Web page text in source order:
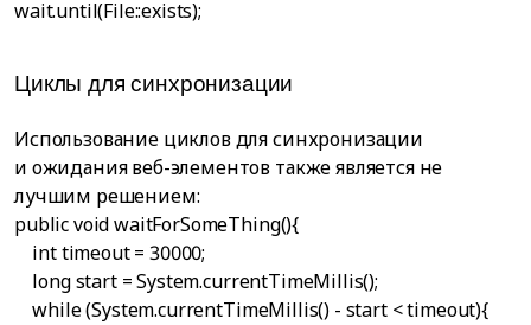
wait.until(File::exists);
Циклы для синхронизации
Использование циклов для синхронизации
и ожидания веб-элементов также является не
лучшим решением:
public void waitForSomeThing(){
int timeout = 30000;
long start = System.currentTimeMillis();
while (System.currentTimeMillis() - start < timeout){